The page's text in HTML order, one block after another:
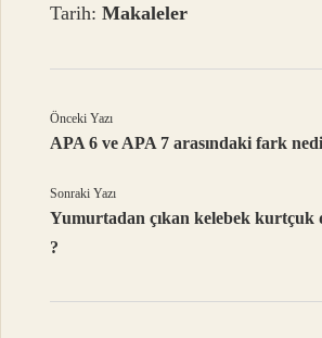
Tarih:Makaleler
Önceki Yazı
APA 6 ve APA 7 arasındaki fark
Sonraki Yazı
Yumurtadan çıkan kelebek
?